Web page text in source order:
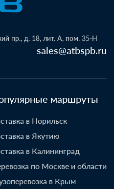
пр., д. 18, лит. А, пом. 35-Н
sales@atbspb.ru
маршруты
в Норильск
в Якутию
в Калининград
по Москве и области
в Крым